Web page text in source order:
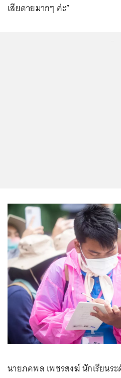
เสียดายมากๆ ค่ะ”
นายภคพล เพชรสงฆ์ นักเรียนร